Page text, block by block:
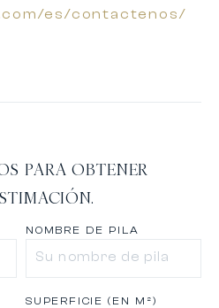
es/contactenos/
PARA OBTENER
NOMBRE DE PILA
SUPERFICIE (EN M²)